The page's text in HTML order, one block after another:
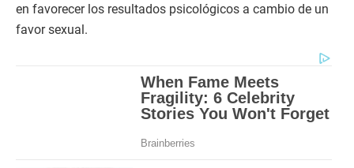
en favorecer los resultados psicológicos a cambio de un
favor sexual.